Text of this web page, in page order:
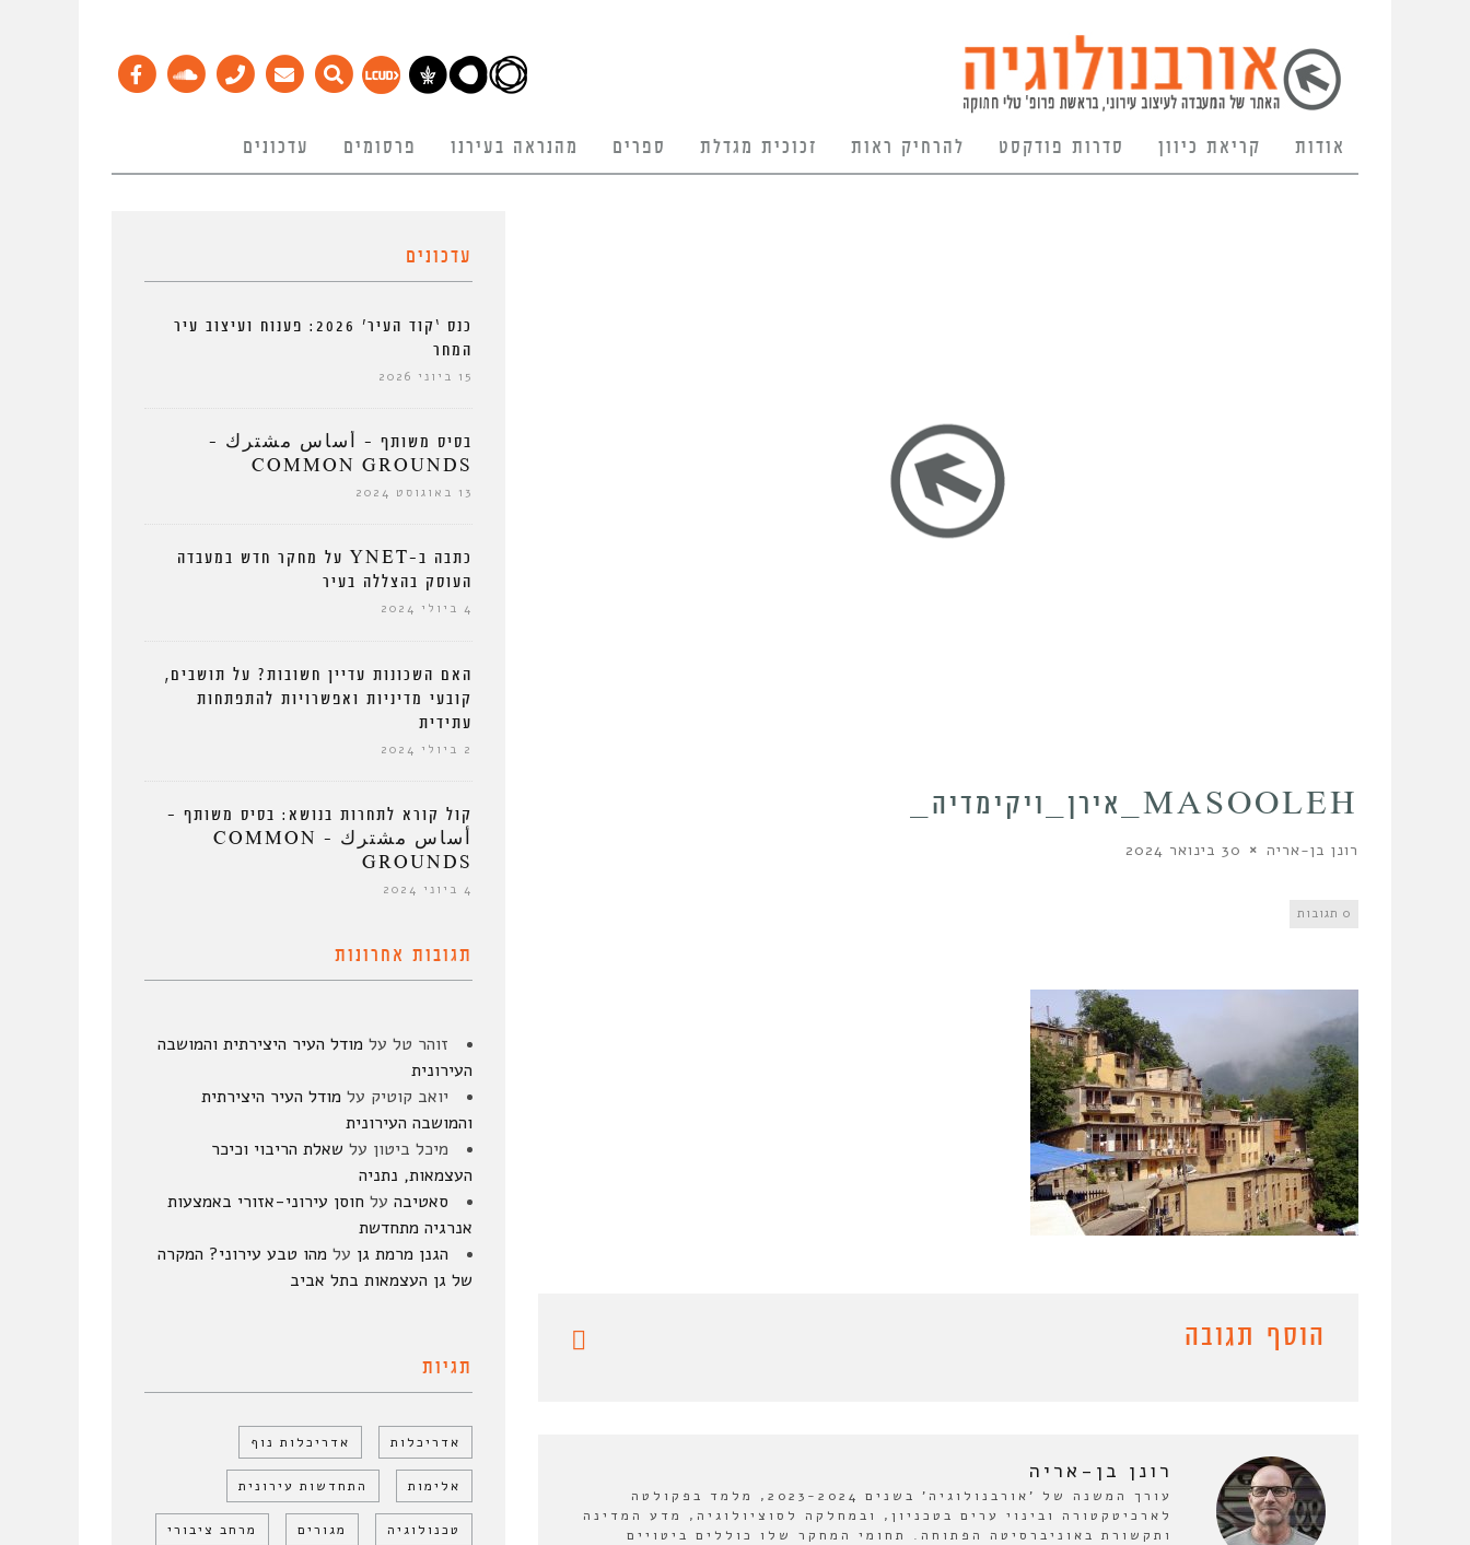
אודות קריאת כיוון סדרות פודקסט להרחיק ראות זכוכית מגדלת ספרים מהנראה בעירנו פרסומים עדכונים
MASOOLEH_אירן_ויקימדיה_
רונן בן-אריה 30 בינואר 2024
0 תגובות
הוסף תגובה
רונן בן-אריה
עורך המשנה של 'אורבנולוגיה' בשנים 2023-2024, מלמד בפקולטה
לארכיטקטורה ובינוי ערים בטכניון, ובמחלקה לסוציולוגיה, מדע המדינה
ותקשורת באוניברסיטה הפתוחה. תחומי המחקר שלו כוללים ביטויים
עדכונים
כנס ‘קוד העיר’ 2026: פענוח ועיצוב עיר
המחר
15 ביוני 2026
בסיס משותף – أساس مشترك –
COMMON GROUNDS
13 באוגוסט 2024
כתבה ב-YNET על מחקר חדש במעבדה
העוסק בהצללה בעיר
4 ביולי 2024
האם השכונות עדיין חשובות? על תושבים,
קובעי מדיניות ואפשרויות להתפתחות
עתידית
2 ביולי 2024
קול קורא לתחרות בנושא: בסיס משותף –
أساس مشترك – COMMON
GROUNDS
4 ביוני 2024
תגובות אחרונות
זוהר טל על מודל העיר היצירתית והמושבה
העירונית
יואב קוטיק על מודל העיר היצירתית
והמושבה העירונית
מיכל ביטון על שאלת הריבוי וכיכר
העצמאות, נתניה
סאטיבה על חוסן עירוני-אזורי באמצעות
אנרגיה מתחדשת
הגנן מרמת גן על מהו טבע עירוני? המקרה
של גן העצמאות בתל אביב
תגיות
אדריכלות אדריכלות נוף
אלימות התחדשות עירונית
טכנולוגיה מגורים מרחב ציבורי